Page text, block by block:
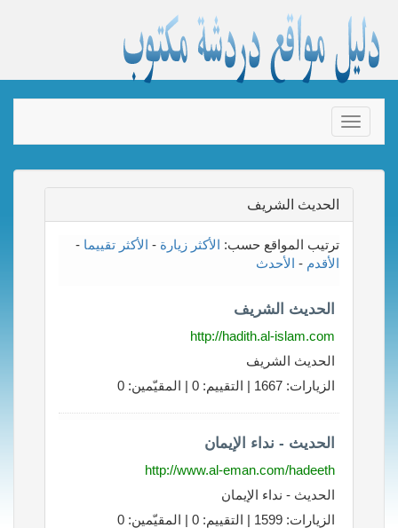
Toggle
navigation
الحديث الشريف
ترتيب المواقع حسب: الأكثر زيارة - الأكثر تقييما -
الأقدم - الأحدث
الحديث الشريف
http://hadith.al-islam.com
الحديث الشريف
الزيارات: 1667 | التقييم: 0 | المقيّمين: 0
الحديث - نداء الإيمان
http://www.al-eman.com/hadeeth
الحديث - نداء الإيمان
الزيارات: 1599 | التقييم: 0 | المقيّمين: 0